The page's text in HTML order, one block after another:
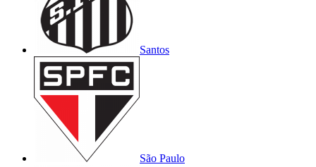
Santos
São Paulo